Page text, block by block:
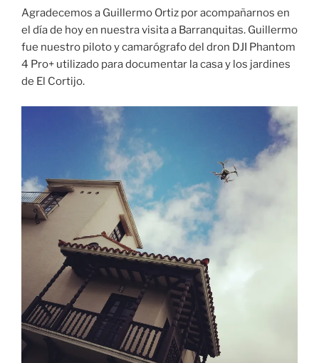
Agradecemos a Guillermo Ortiz por acompañarnos en
el día de hoy en nuestra visita a Barranquitas. Guillermo
fue nuestro piloto y camarógrafo del dron DJI Phantom
4 Pro+ utilizado para documentar la casa y los jardines
de El Cortijo.